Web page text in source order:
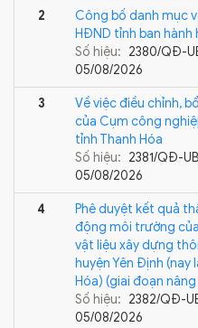
2
Công bố danh mục
HĐND tỉnh ban
Số hiệu: 2380/QĐ-
05/08/2026
3
Về việc điều chỉnh,
của Cụm công
tỉnh Thanh Hóa
Số hiệu: 2381/QĐ-
05/08/2026
4
Phê duyệt kết quả
động môi trường
vật liệu xây dựng
huyện Yên Định (nay
Hóa) (giai đoạn
Số hiệu: 2382/QĐ-
05/08/2026